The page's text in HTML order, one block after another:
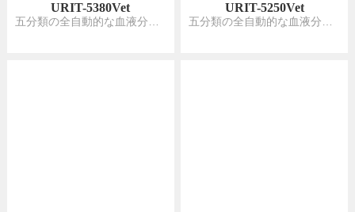
URIT-5380Vet
五分類の全自動的な血液分析装置
URIT-5250Vet
五分類の全自動的な血液分析装置